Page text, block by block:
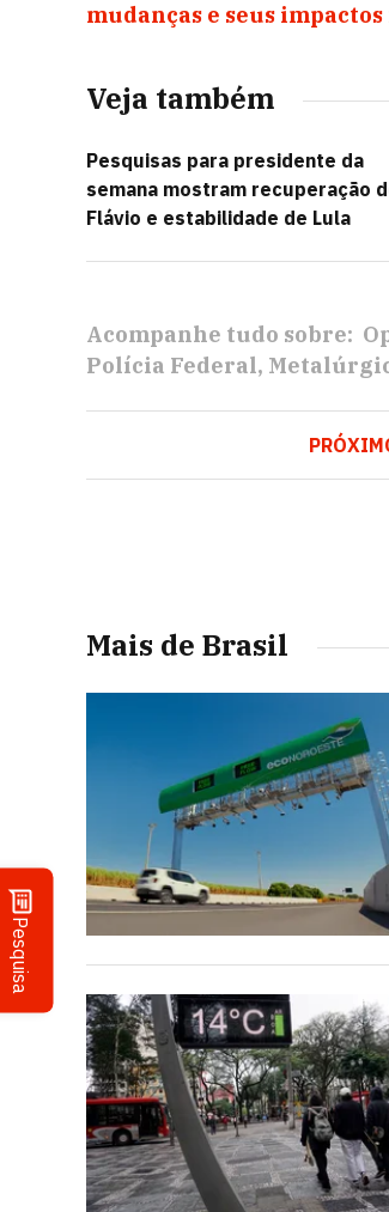
Pesquisa
mudanças e seus
Veja também
Pesquisas para presidente da
semana mostram recuperação
Flávio e estabilidade de Lula
Acompanhe tudo sobre:
Polícia Federal
Mais de Brasil